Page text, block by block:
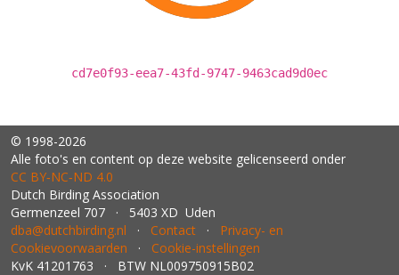
cd7e0f93-eea7-43fd-9747-9463cad9d0ec
© 1998-2026
Alle foto's en content op deze website gelicenseerd onder
CC BY‑NC‑ND 4.0
Dutch Birding Association
Germenzeel 707 · 5403 XD Uden
dba@dutchbirding.nl · Contact · Privacy- en
Cookievoorwaarden · Cookie-instellingen
KvK 41201763 · BTW NL009750915B02